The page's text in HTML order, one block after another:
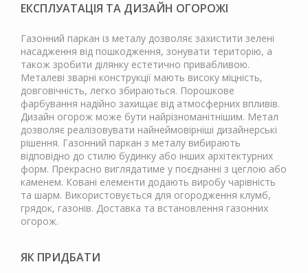
ЕКСПЛУАТАЦІЯ ТА ДИЗАЙН ОГОРОЖІ
Газонний паркан із металу дозволяє захистити зелені
насадження від пошкодження, зонувати територію, а
також зробити ділянку естетично привабливою.
Металеві зварні конструкції мають високу міцність,
довговічність, легко збираються. Порошкове
фарбування надійно захищає від атмосферних впливів.
Дизайн огорож може бути найрізноманітнішим. Метал
дозволяє реалізовувати найнеймовірніші дизайнерські
рішення. Газонний паркан з металу вибирають
відповідно до стилю будинку або інших архітектурних
форм. Прекрасно виглядатиме у поєднанні з цеглою або
каменем. Ковані елементи додають виробу чарівність
та шарм. Використовується для огородження клумб,
грядок, газонів. Доставка та встановлення газонних
огорож.
ЯК ПРИДБАТИ